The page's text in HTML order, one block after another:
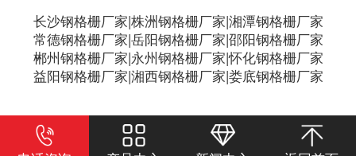
长沙钢格栅厂家|株洲钢格栅厂家|湘潭钢格栅厂家
常德钢格栅厂家|岳阳钢格栅厂家|邵阳钢格栅厂家
郴州钢格栅厂家|永州钢格栅厂家|怀化钢格栅厂家
益阳钢格栅厂家|湘西钢格栅厂家|娄底钢格栅厂家